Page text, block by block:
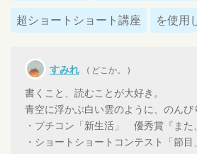
超ショートショート講座 を使用
すみれ ( どこか。 )
書くこと、読むことが大好き。
青空に浮かぶ白い雲のように、のんび
・プチコン「新生活」 優秀賞『また
・ショートショートコンテスト「節